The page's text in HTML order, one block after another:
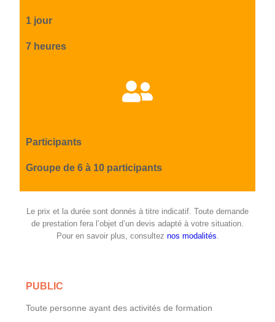
1 jour
7 heures
Participants
Groupe de 6 à 10 participants
Le prix et la durée sont donnés à titre indicatif. Toute demande
de prestation fera l’objet d’un devis adapté à votre situation.
Pour en savoir plus, consultez nos modalités.
PUBLIC
Toute personne ayant des activités de formation